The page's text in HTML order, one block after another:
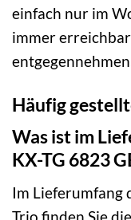
einfach nur im
immer
Häufig
Was ist im
KX-TG 6823
Im Lieferumfang
Trio finden Sie